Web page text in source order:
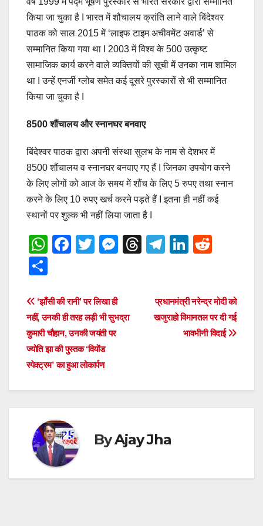
किया जा चुका है I भारत में शौचालय क्रांति लाने वाले बिंदेश्वर
पाठक को साल 2015 में ‘लाइफ टाइम अचीवमेंट अवार्ड’ से
सम्मानित किया गया था I 2003 में विश्व के 500 उत्कृष्ट
सामाजिक कार्य करने वाले व्यक्तियों की सूची में उनका नाम शामिल
था I उन्हें एनर्जी ग्लोब समेत कई दूसरे पुरस्कारों से भी सम्मानित
किया जा चुका है I
8500 शौंचालय और स्नानघर बनवाए
बिंदेश्वर पाठक द्वारा अपनी संस्था सुलभ के नाम से देशभर में
8500 शौंचालय व स्नानघर बनवाए गए हैं I जिनका उपयोग करने
के लिए लोगों को आज के समय में शौंच के लिए 5 रुपए तथा स्नान
करने के लिए 10 रुपए खर्च करने पड़ते हैं I इतना ही नहीं कई
स्थानों पर शुल्क भी नहीं लिया जाता है I
W
s
A
p
p
F
e
b
o
o
T
er
M
e
n
T
T
gr
a
Li
e
dI
n
di
t
ar
e
Post
navigation
प्रधानमंत्री नरेन्द्र मोदी को
खजुराहो विमानतल पर दी गई
भावभीनी विदाई
‘झाँसी की रानी’ पर लिखा ही
नहीं, उनकी ही तरह लड़ी भी सुभद्रा
कुमारी चौहान, उनकी जयंती पर
ज्योति झा की पुस्तक ‘वियोंड
स्पेक्ट्रम’ का हुआ लोकार्पण
ByAjay Jha